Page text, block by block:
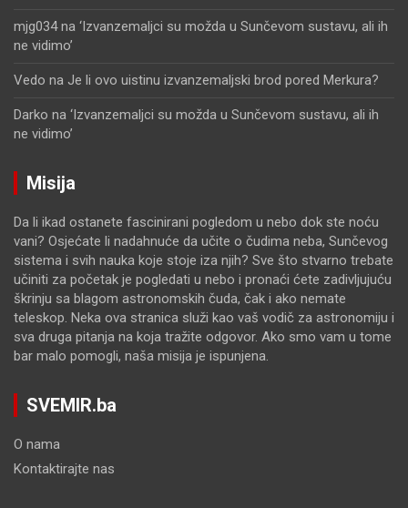
mjg034na ‘Izvanzemaljci su možda u Sunčevom sustavu, ali ih
ne vidimo’
Vedo na Je li ovo uistinu izvanzemaljski brod pored Merkura?
Darko na ‘Izvanzemaljci su možda u Sunčevom sustavu, ali ih
ne vidimo’
Misija
Da li ikad ostanete fascinirani pogledom u nebo dok ste noću
vani? Osjećate li nadahnuće da učite o čudima neba, Sunčevog
sistema i svih nauka koje stoje iza njih? Sve što stvarno trebate
učiniti za početak je pogledati u nebo i pronaći ćete zadivljujuću
škrinju sa blagom astronomskih čuda, čak i ako nemate
teleskop. Neka ova stranica služi kao vaš vodič za astronomiju i
sva druga pitanja na koja tražite odgovor. Ako smo vam u tome
bar malo pomogli, naša misija je ispunjena.
SVEMIR.ba
O nama
Kontaktirajte nas